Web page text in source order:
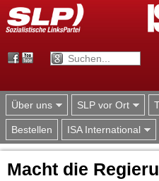
Jump to
Über uns SLP vor Ort
Bestellen ISA International
Macht die